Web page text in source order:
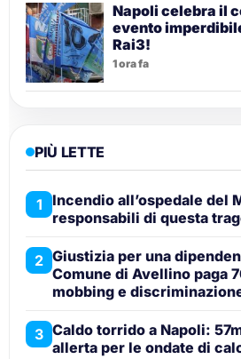
Napoli celebra il
evento
Rai3!
1 ora fa
PIÙ LETTE
1
Incendio all’ospedale del
responsabili di questa
2 Giustizia per una
Comune di Avellino paga
mobbing e
3 Caldo torrido a Napoli:
allerta per le ondate di